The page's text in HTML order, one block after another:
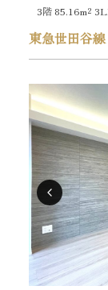
3階 85.16m²
東急世田谷